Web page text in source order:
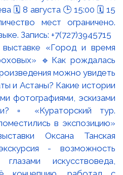
«Город и время
🔹Как рождалась
можно увидеть
и Астаны? Какие истории
фотографиями, эскизами
▫️ «Кураторский тур.
в экспозицию»
Оксана Танская
- возможность
искусствоведа,